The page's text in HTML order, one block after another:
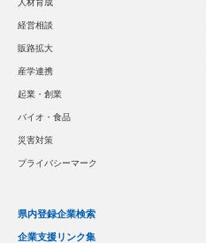
人材育成
経営相談
販路拡大
産学連携
起業・創業
バイオ・食品
災害対策
プライバシーマーク
県内登録企業検索
企業支援リンク集